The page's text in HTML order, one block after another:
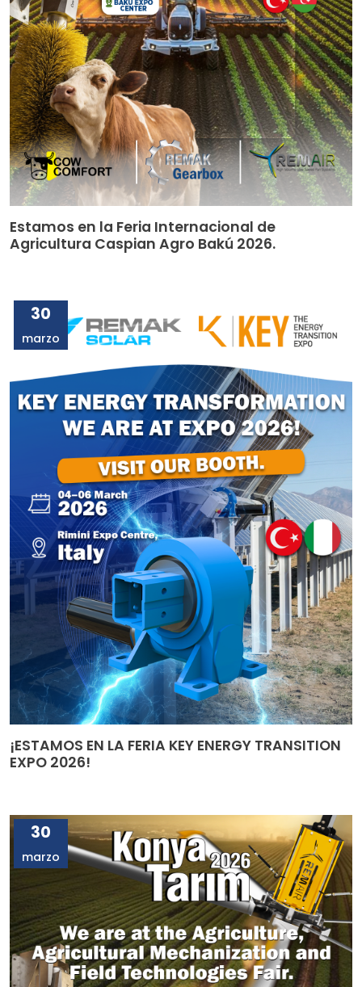
Estamos en la Feria Internacional de
Agricultura Caspian Agro Bakú 2026.
30
marzo
¡ESTAMOS EN LA FERIA KEY ENERGY TRANSITION
EXPO 2026!
30
marzo